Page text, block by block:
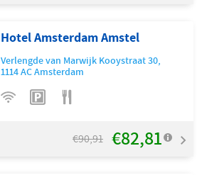
Hotel Amsterdam Amstel
Verlengde van Marwijk Kooystraat 30,
1114 ACAmsterdam
€90,91 €82,81